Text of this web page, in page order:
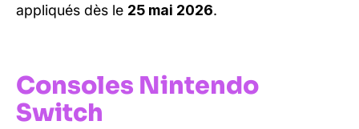
appliqués dès le 25 mai 2026.
Consoles Nintendo
Switch